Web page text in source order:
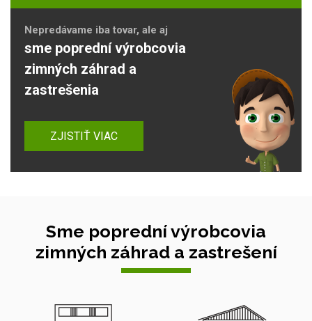
Nepredávame iba tovar, ale aj
sme poprední výrobcovia
zimných záhrad a
zastrešenia
ZJISTIŤ VIAC
Sme poprední výrobcovia
zimných záhrad a zastrešení